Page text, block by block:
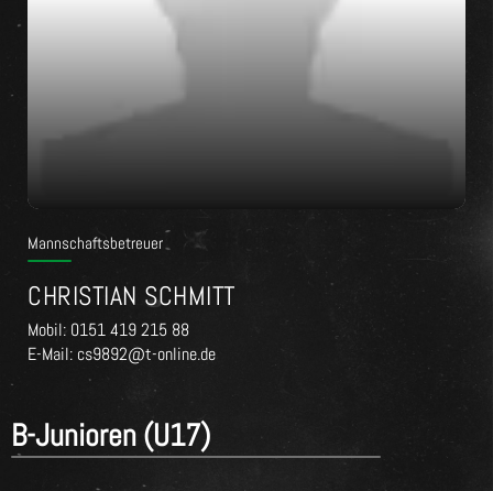
Mannschaftsbetreuer
CHRISTIAN SCHMITT
Mobil: 0151 419 215 88
E-Mail: cs9892@t-online.de
B-Junioren (U17)